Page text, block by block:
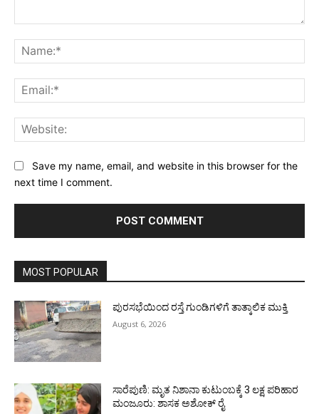
Save my name, email, and website in this browser for the
next time I comment.
MOST POPULAR
ಪುರಸಭೆಯಿಂದ ರಸ್ತೆ ಗುಂಡಿಗಳಿಗೆ ತಾತ್ಕಾಲಿಕ ಮುಕ್ತಿ
August 6, 2026
ಸಾರೆಪುಣಿ: ಮೃತ ನಿಶಾನಾ ಕುಟುಂಬಕ್ಕೆ 3 ಲಕ್ಷ ಪರಿಹಾರ
ಮಂಜೂರು: ಶಾಸಕ ಅಶೋಕ್ ರೈ